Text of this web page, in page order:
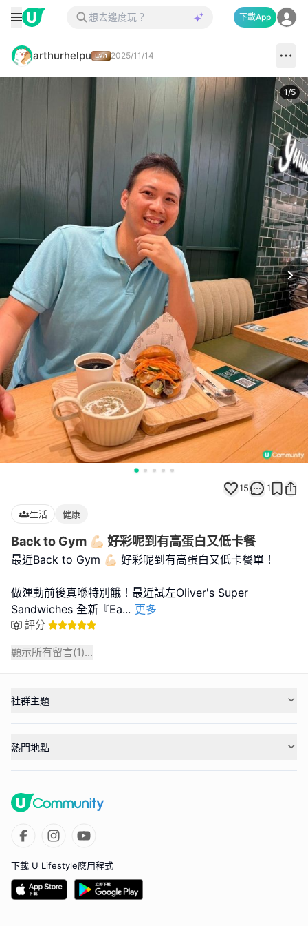
下載App
arthurhelpu 2025/11/14
1/5
15 1
生活 健康
Back to Gym 💪🏻 好彩呢到有高蛋白又低卡餐
最近Back to Gym 💪🏻 好彩呢到有高蛋白又低卡餐單！
做運動前後真喺特別餓！最近試左Oliver's Super
Sandwiches 全新『Ea... 更多
評分
顯示所有留言(1)...
社群主題
熱門地點
下載 U Lifestyle應用程式